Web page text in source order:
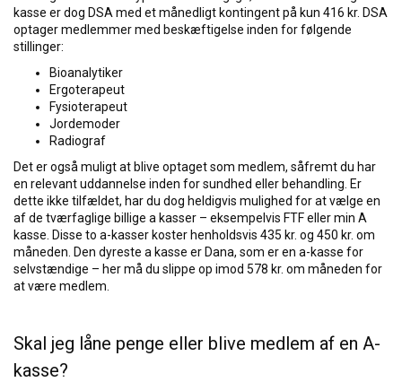
kasse er dog DSA med et månedligt kontingent på kun 416 kr. DSA
optager medlemmer med beskæftigelse inden for følgende
stillinger:
Bioanalytiker
Ergoterapeut
Fysioterapeut
Jordemoder
Radiograf
Det er også muligt at blive optaget som medlem, såfremt du har
en relevant uddannelse inden for sundhed eller behandling. Er
dette ikke tilfældet, har du dog heldigvis mulighed for at vælge en
af de tværfaglige billige a kasser – eksempelvis FTF eller min A
kasse. Disse to a-kasser koster henholdsvis 435 kr. og 450 kr. om
måneden. Den dyreste a kasse er Dana, som er en a-kasse for
selvstændige – her må du slippe op imod 578 kr. om måneden for
at være medlem.
Skal jeg låne penge eller blive medlem af en A-
kasse?